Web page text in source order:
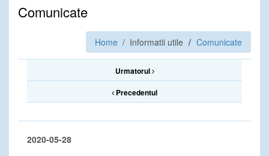
Comunicate
Home / Informatii utile Comunicate
Urmatorul
Precedentul
2020-05-28